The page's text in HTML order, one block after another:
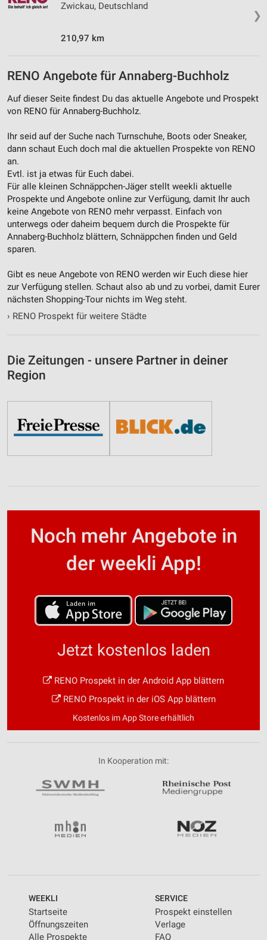
❯
Zwickau, Deutschland
210,97 km
RENO Angebote für Annaberg-Buchholz
Auf dieser Seite findest Du das aktuelle Angebote und Prospekt
von RENO für Annaberg-Buchholz.
Ihr seid auf der Suche nach Turnschuhe, Boots oder Sneaker,
dann schaut Euch doch mal die aktuellen Prospekte von RENO
an.
Evtl. ist ja etwas für Euch dabei.
Für alle kleinen Schnäppchen-Jäger stellt weekli aktuelle
Prospekte und Angebote online zur Verfügung, damit Ihr auch
keine Angebote von RENO mehr verpasst. Einfach von
unterwegs oder daheim bequem durch die Prospekte für
Annaberg-Buchholz blättern, Schnäppchen finden und Geld
sparen.
Gibt es neue Angebote von RENO werden wir Euch diese hier
zur Verfügung stellen. Schaut also ab und zu vorbei, damit Eurer
nächsten Shopping-Tour nichts im Weg steht.
› RENO Prospekt für weitere Städte
Die Zeitungen - unsere Partner in deiner
Region
Noch mehr Angebote in
der weekli App!
Jetzt kostenlos laden
RENO Prospekt in der Android App blättern
RENO Prospekt in der iOS App blättern
Kostenlos im App Store erhältlich
In Kooperation mit:
WEEKLI
Startseite
Öffnungszeiten
Alle Prospekte
SERVICE
Prospekt einstellen
Verlage
FAQ
Verwendung von Profilen zur Auswahl
Messung der Werbeleistung
Messung der Performance von Inhalten
Analyse von Zielgruppen durch Statistiken oder
Kombinationen von Daten aus verschiedenen
Quellen
Entwicklung und Verbesserung der Angebote
Inhalten
IAB-Besonderheiten:
Verwendung genauer Standortdaten
Geräte anhand von aktiv angeforderten
Informationen identifizieren
Notwendig
Werbung